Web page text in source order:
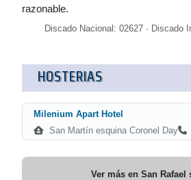
razonable.
Discado Nacional: 02627 · Discado
HOSTERIAS
Milenium Apart Hotel
San Martín esquina Coronel Day
Ver más en San Rafael